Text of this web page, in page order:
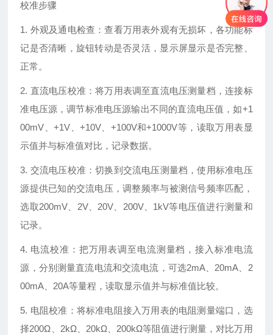
校准步骤
1. 外观及通电检查：查看万用表外观有无损坏，各功能标
记是否清晰，旋钮转动是否灵活，显示屏显示是否完整、
正常。
2. 直流电压校准：将万用表调至直流电压测量档，连接标
准电压源，调节标准电压源输出不同的直流电压值，如+1
00mV、+1V、+10V、+100V和+1000V等，读取万用表显
示值并与标准值对比，记录数据。
3. 交流电压校准：切换到交流电压测量档，使用标准电压
源提供已知的交流电压，调整频率与被测信号频率匹配，
选取200mV、2V、20V、200V、1kV等电压值进行测量和
记录。
4. 电流校准：把万用表调至电流测量档，接入标准电流
源，分别测量直流电流和交流电流，可选2mA、20mA、2
00mA、20A等量程，读取显示值并与标准值比较。
5. 电阻校准：将标准电阻接入万用表的电阻测量端口，选
择200Ω、2kΩ、20kΩ、200kΩ等阻值进行测量，对比万用